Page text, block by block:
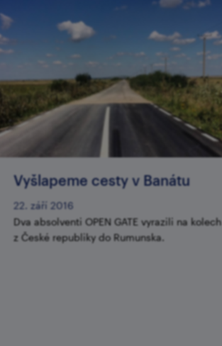
​Vyšlapeme cesty v Banátu
22. září 2016
Dva absolventi OPEN GATE vyrazili na kolech
z České republiky do Rumunska.